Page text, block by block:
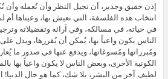
إذن حقيق وجدير، أن نجيل النظر وأن نُعمله
انتخاب هذه الفلسفة، التي نعيش بها، وعيناها أم
في حياته، في مسالكه، وفي آرائه وتفضيلاته
الناس يكون واعياً بها، يُمكن أن يُقررها، ويدل على
ومُبرراتها ومُسوغاتها، ويدفع عنها في صدور ما
الكونية الأخرى، وبعض الناس لا يكون واعياً بها
لطيف آخر من البشر، بلا شك، كما هو حال